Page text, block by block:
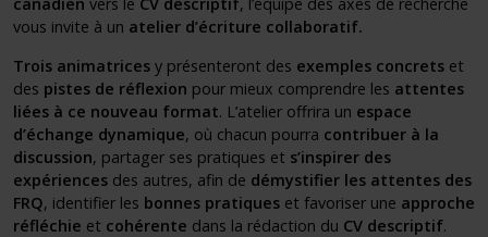
vous invite à un atelier d’écriture collaboratif.
Trois animatrices y présenteront des exemples concrets et
des pistes de réflexion pour mieux comprendre les attentes
liées à ce nouveau format. L’atelier offrira un espace
d’échange dynamique, où chacun pourra contribuer à la
discussion, partager ses pratiques et s’inspirer des
expériences des autres, afin de démystifier les attentes des
FRQ, identifier les bonnes pratiques et favoriser une approche
réfléchie et cohérente dans la rédaction du CV descriptif.